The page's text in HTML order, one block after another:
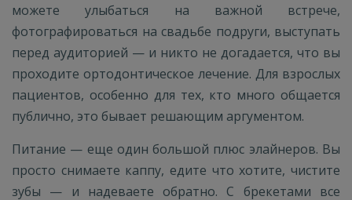
можете улыбаться на важной встрече,
фотографироваться на свадьбе подруги, выступать
перед аудиторией — и никто не догадается, что вы
проходите ортодонтическое лечение. Для взрослых
пациентов, особенно для тех, кто много общается
публично, это бывает решающим аргументом.
Питание — еще один большой плюс элайнеров. Вы
просто снимаете каппу, едите что хотите, чистите
зубы — и надеваете обратно. С брекетами все